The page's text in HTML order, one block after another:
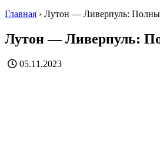
Главная › Лутон — Ливерпуль:
Лутон — Ливерпуль:
05.11.2023